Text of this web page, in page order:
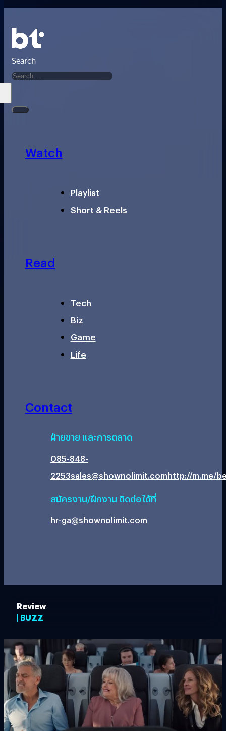
Search
Watch
Playlist
Short & Reels
Read
Tech
Biz
Game
Life
Contact
ฝ่ายขาย และการตลาด
085-848-
2253sales@shownolimit.comhttp://m.me/
สมัครงาน/ฝึกงาน ติดต่อได้ที่
hr-ga@shownolimit.com
Review
| BUZZ